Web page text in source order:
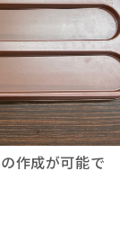
作成が可能で